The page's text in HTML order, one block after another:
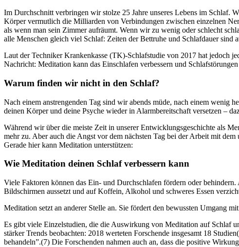
Im Durch­schnitt ver­brin­gen wir stolze 25 Jahre unse­res Lebens im Schlaf.
Körper vermutlich die Milliarden von Verbindungen zwischen einzelnen
als wenn man sein Zimmer aufräumt. Wenn wir zu wenig oder schlecht
alle Menschen gleich viel Schlaf: Zeiten der Bettruhe und Schlafdauer sind
Laut der Techniker Krankenkasse (TK)-Schlaf­stu­die von 2017 hat jedoch
Nach­richt: Meditation kann das Einschlafen verbessern und
Warum finden wir nicht in den Schlaf?
Nach einem anstrengenden Tag sind wir abends müde, nach einem wenig
deinen Körper und deine Psyche wieder in Alarmbereitschaft versetzen –
Während wir über die meiste Zeit in unserer Entwicklungsgeschichte als
mehr zu. Aber auch die Angst vor dem nächsten Tag bei der Arbeit mit
Gerade hier kann Meditation unterstützen:
Wie Medi­ta­tion deinen Schlaf ver­bes­sern kann
Viele Faktoren können das Ein- und Durchschlafen fördern oder
Bildschirmen aussetzt und auf Koffein, Alkohol und schweres Essen
Meditation setzt an anderer Stelle an. Sie fördert den bewussten Umgang
Es gibt viele Einzelstudien, die die Auswirkung von Meditation auf Schlaf
stärker Trends beobachten: 2018 werteten Forschende insgesamt 18 Studien(
behandeln”.(7) Die Forschenden nahmen auch an, dass die positive